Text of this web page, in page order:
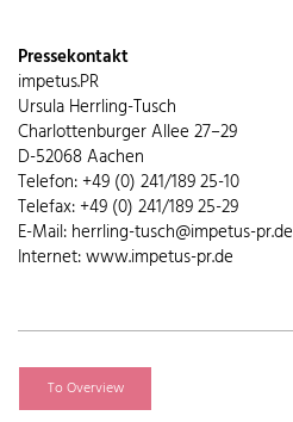
Pressekontakt
impetus.PR
Ursula Herrling-Tusch
Charlottenburger Allee 27–29
D-52068 Aachen
Telefon: +49 (0) 241/189 25-10
Telefax: +49 (0) 241/189 25-29
E-Mail: herrling-tusch@impetus-pr.de
Internet: www.impetus-pr.de
To Overview